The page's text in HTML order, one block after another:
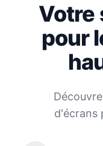
Votre
pour
d'écrans